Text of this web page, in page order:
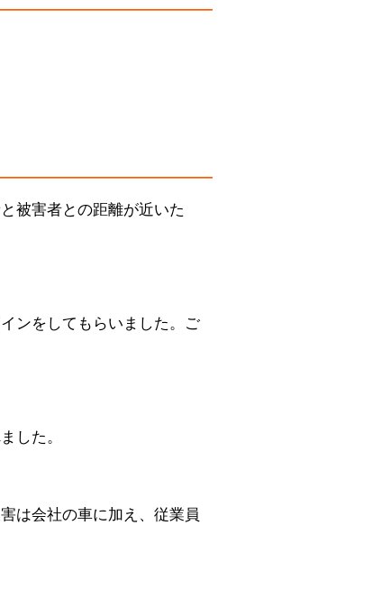
被害者との距離が近いた
ンをしてもらいました。ご
した。
は会社の車に加え、従業員